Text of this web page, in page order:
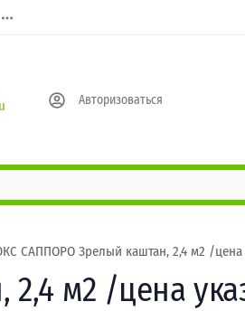
Авторизоваться
САППОРО Зрелый каштан, 2,4 м2 /цена
м2 /цена